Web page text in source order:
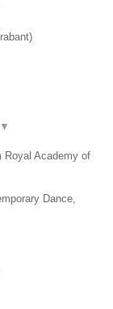
)
▼
Royal Academy of
Dance,